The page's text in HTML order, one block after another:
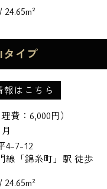
イプ
報はこちら
費： 6,000円）
4-7-12
線「錦糸町」駅 徒歩